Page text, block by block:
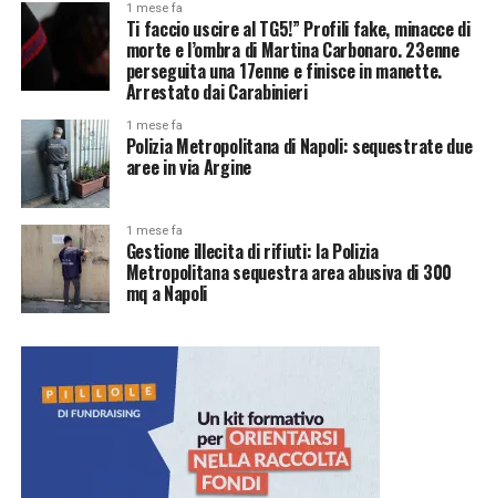
1 mese fa
Ti faccio uscire al TG5!” Profili fake, minacce di
morte e l’ombra di Martina Carbonaro. 23enne
perseguita una 17enne e finisce in manette.
Arrestato dai Carabinieri
1 mese fa
Polizia Metropolitana di Napoli: sequestrate due
aree in via Argine
1 mese fa
Gestione illecita di rifiuti: la Polizia
Metropolitana sequestra area abusiva di 300
mq a Napoli